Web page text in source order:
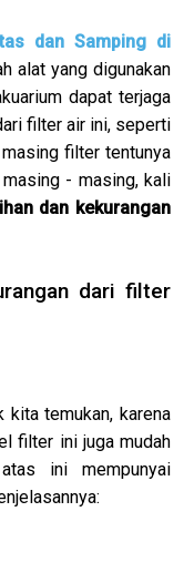
dan Samping di
alat yang digunakan
dapat terjaga
filter air ini, seperti
filter tentunya
- masing, kali
dan kekurangan
dari filter
kita temukan, karena
filter ini juga mudah
ini mempunyai